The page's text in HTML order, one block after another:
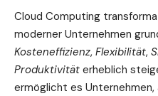
Cloud Computing
moderner Unternehmen
Kosteneffizienz, Flexibilität,
Produktivität erheblich
ermöglicht es